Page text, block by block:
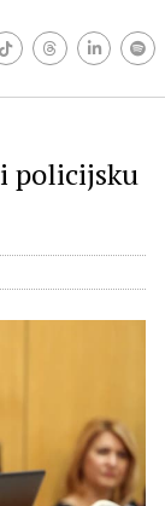
policijsku